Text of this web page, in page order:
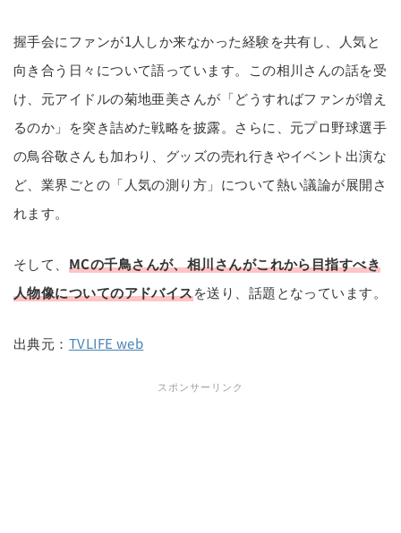
握手会にファンが1人しか来なかった経験を共有し、人気と
向き合う日々について語っています。この相川さんの話を受
け、元アイドルの菊地亜美さんが「どうすればファンが増え
るのか」を突き詰めた戦略を披露。さらに、元プロ野球選手
の鳥谷敬さんも加わり、グッズの売れ行きやイベント出演な
ど、業界ごとの「人気の測り方」について熱い議論が展開さ
れます。
そして、 MCの千鳥さんが、相川さんがこれから目指すべき
人物像についてのアドバイスを送り、話題となっています。
出典元： TVLIFE web
スポンサーリンク